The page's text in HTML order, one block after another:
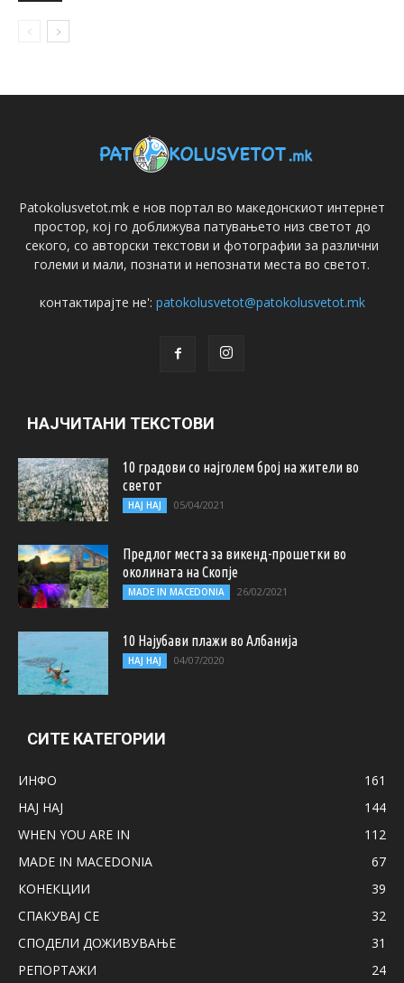
Patokolusvetot.mk е нов портал во македонскиот интернет
простор, кој го доближува патувањето низ светот до
секого, со авторски текстови и фотографии за различни
големи и мали, познати и непознати места во светот.
контактирајте не': patokolusvetot@patokolusvetot.mk
НАЈЧИТАНИ ТЕКСТОВИ
10 градови со најголем број на жители во
светот
НАЈ НАЈ 05/04/2021
Предлог места за викенд-прошетки во
околината на Скопје
MADE IN MACEDONIA 26/02/2021
10 Најубави плажи во Албанија
НАЈ НАЈ 04/07/2020
СИТЕ КАТЕГОРИИ
ИНФО
161
НАЈ НАЈ
144
WHEN YOU ARE IN
112
MADE IN MACEDONIA
67
КОНЕКЦИИ
39
СПАКУВАЈ СЕ
32
СПОДЕЛИ ДОЖИВУВАЊЕ
31
РЕПОРТАЖИ
24